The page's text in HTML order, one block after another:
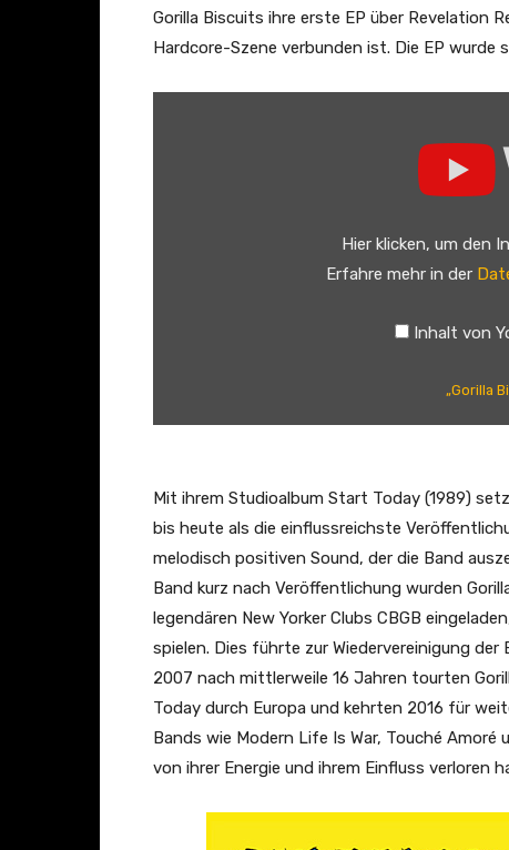
Gorilla Biscuits ihre erste EP über Revelation
Hardcore-Szene verbunden ist. Die EP wurde
i
t
s
–
l
i
v
e
a
t
Hier klicken, um den
Erfahre mehr in der
Inhalt von
„Gorilla
Mit ihrem Studioalbum Start Today (1989)
bis heute als die einflussreichste
melodisch positiven Sound, der die Band
Band kurz nach Veröffentlichung wurden
legendären New Yorker Clubs CBGB
spielen. Dies führte zur Wiedervereinigung
2007 nach mittlerweile 16 Jahren tourten
Today durch Europa und kehrten 2016 für
Bands wie Modern Life Is War, Touché
von ihrer Energie und ihrem Einfluss verloren